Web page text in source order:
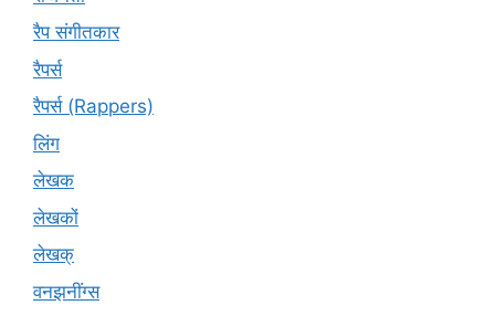
रैप संगीतकार
रैपर्स
रैपर्स (Rappers)
लिंग
लेखक
लेखकों
लेखक्
वनझनींग्स